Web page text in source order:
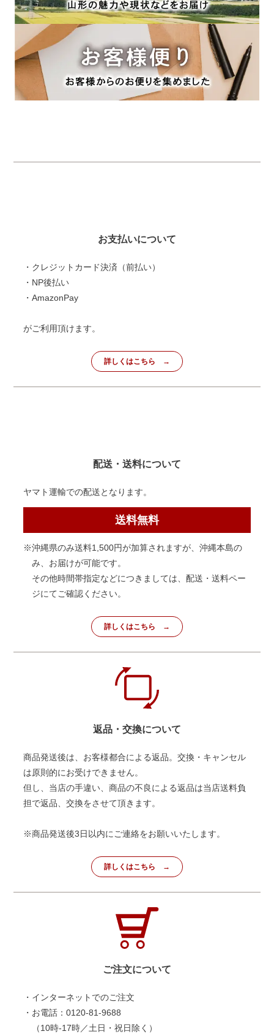
お支払いについて
・クレジットカード決済（前払い）
・NP後払い
・AmazonPay
がご利用頂けます。
詳しくはこちら
配送・送料について
ヤマト運輸での配送となります。
送料無料
※沖縄県のみ送料1,500円が加算されますが、沖縄本島の
み、お届けが可能です。
その他時間帯指定などにつきましては、配送・送料ペー
ジにてご確認ください。
詳しくはこちら
返品・交換について
商品発送後は、お客様都合による返品。交換・キャンセル
は原則的にお受けできません。
但し、当店の手違い、商品の不良による返品は当店送料負
担で返品、交換をさせて頂きます。
※商品発送後3日以内にご連絡をお願いいたします。
詳しくはこちら
ご注文について
・インターネットでのご注文
・お電話：0120-81-9688
（10時-17時／土日・祝日除く）